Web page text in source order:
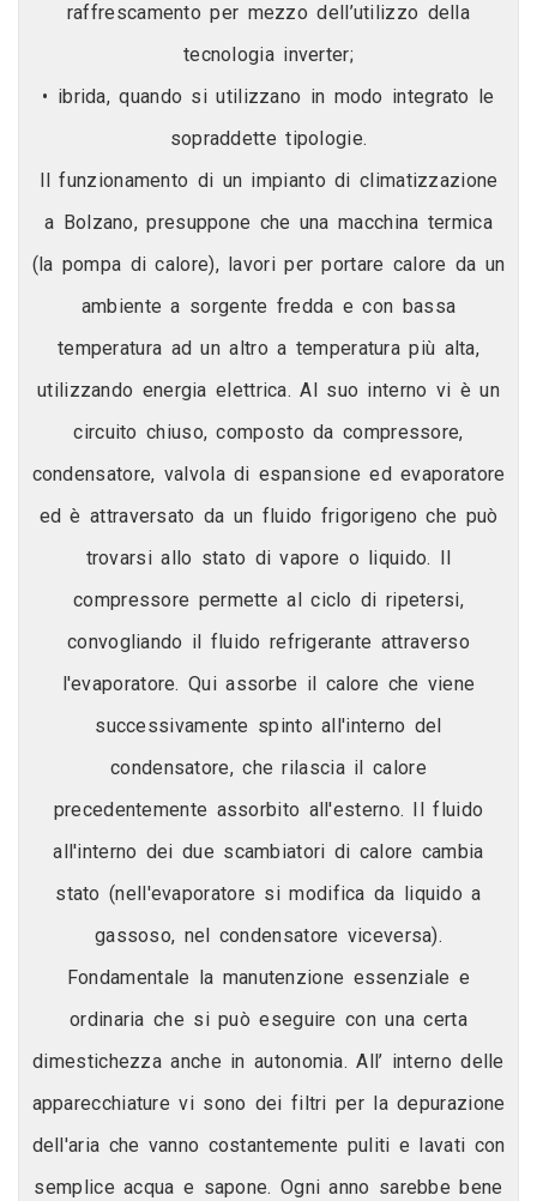
raffrescamento per mezzo dell’utilizzo della
tecnologia inverter;
• ibrida, quando si utilizzano in modo integrato le
sopraddette tipologie.
Il funzionamento di un impianto di climatizzazione
a Bolzano, presuppone che una macchina termica
(la pompa di calore), lavori per portare calore da un
ambiente a sorgente fredda e con bassa
temperatura ad un altro a temperatura più alta,
utilizzando energia elettrica. Al suo interno vi è un
circuito chiuso, composto da compressore,
condensatore, valvola di espansione ed evaporatore
ed è attraversato da un fluido frigorigeno che può
trovarsi allo stato di vapore o liquido. Il
compressore permette al ciclo di ripetersi,
convogliando il fluido refrigerante attraverso
l'evaporatore. Qui assorbe il calore che viene
successivamente spinto all'interno del
condensatore, che rilascia il calore
precedentemente assorbito all'esterno. Il fluido
all'interno dei due scambiatori di calore cambia
stato (nell'evaporatore si modifica da liquido a
gassoso, nel condensatore viceversa).
Fondamentale la manutenzione essenziale e
ordinaria che si può eseguire con una certa
dimestichezza anche in autonomia. All’ interno delle
apparecchiature vi sono dei filtri per la depurazione
dell'aria che vanno costantemente puliti e lavati con
semplice acqua e sapone. Ogni anno sarebbe bene